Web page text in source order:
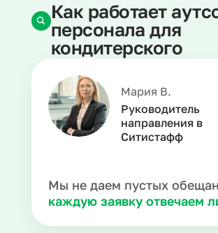
Мария В.
Руководитель
направления в
Ситистафф
Мы не даем пустых
каждую заявку отвечаем
Как работает
персонала для
кондитерского
производства